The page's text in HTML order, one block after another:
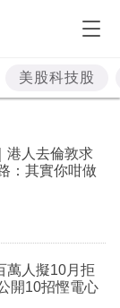
美股科技股
港人去倫敦求
：其實你咁做
萬人擬10月拒
開10招慳電心